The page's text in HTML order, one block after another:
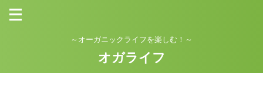
～オーガニックライフを楽しむ！～
オガライフ